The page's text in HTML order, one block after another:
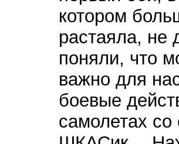
котором
растаяла, не
поняли, что
важно для
боевые
самолетах